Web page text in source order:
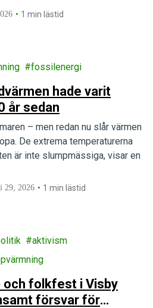
1 min lästid
fossilenergi
hade varit
år sedan
– men redan nu slår värmen
De extrema temperaturerna
är inte slumpmässiga, visar en
29, 2026 1 min lästid
aktivism
folkfest i Visby
försvar för